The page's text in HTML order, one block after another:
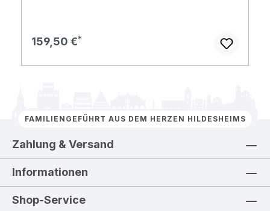
Regulärer Preis:
159,50 €
FAMILIENGEFÜHRT AUS DEM HERZEN HILDESHEIMS
Zahlung & Versand
Informationen
Shop-Service